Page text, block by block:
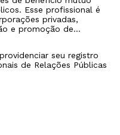
Esse profissional é
privadas,
e promoção de
seu registro
de Relações Públicas